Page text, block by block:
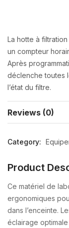
La hotte à filtration
un compteur
Après
déclenche toutes
l’état du filtre.
Reviews (0)
Category:
Product
Ce matériel de
ergonomiques
dans l’enceinte.
éclairage